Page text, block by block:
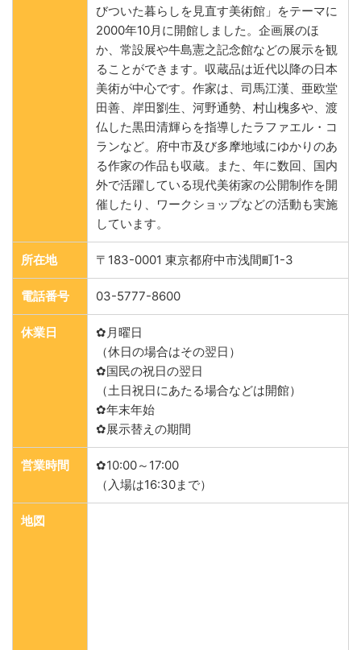
びついた暮らしを見直す美術館」をテーマに
2000年10月に開館しました。企画展のほ
か、常設展や牛島憲之記念館などの展示を観
ることができます。収蔵品は近代以降の日本
美術が中心です。作家は、司馬江漢、亜欧堂
田善、岸田劉生、河野通勢、村山槐多や、渡
仏した黒田清輝らを指導したラファエル・コ
ランなど。府中市及び多摩地域にゆかりのあ
る作家の作品も収蔵。また、年に数回、国内
外で活躍している現代美術家の公開制作を開
催したり、ワークショップなどの活動も実施
しています。
所在地 〒183-0001 東京都府中市浅間町1-3
電話番号 03-5777-8600
休業日
✿月曜日
（休日の場合はその翌日）
✿国民の祝日の翌日
（土日祝日にあたる場合などは開館）
✿年末年始
✿展示替えの期間
営業時間
✿10:00～17:00
（入場は16:30まで）
地図